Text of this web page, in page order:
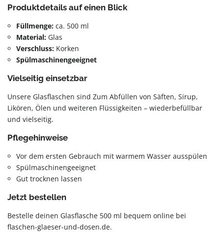
Produktdetails auf einen Blick
Füllmenge: ca. 500 ml
Material: Glas
Verschluss: Korken
Spülmaschinengeeignet
Vielseitig einsetzbar
Unsere Glasflaschen sind Zum Abfüllen von Säften, Sirup,
Likören, Ölen und weiteren Flüssigkeiten – wiederbefüllbar
und vielseitig.
Pflegehinweise
Vor dem ersten Gebrauch mit warmem Wasser ausspülen
Spülmaschinengeeignet
Gut trocknen lassen
Jetzt bestellen
Bestelle deinen Glasflasche 500 ml bequem online bei
flaschen-glaeser-und-dosen.de.